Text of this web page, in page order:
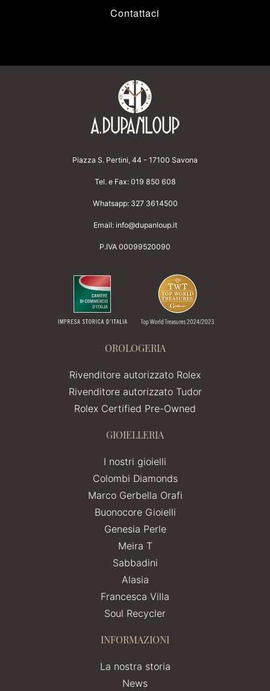
Contattaci
Piazza S. Pertini, 44 - 17100 Savona
Tel. e Fax: 019 850 608
Whatsapp: 327 3614500
Email: info@dupanloup.it
P.IVA 00099520090
OROLOGERIA
Rivenditore autorizzato Rolex
Rivenditore autorizzato Tudor
Rolex Certified Pre-Owned
GIOIELLERIA
I nostri gioielli
Colombi Diamonds
Marco Gerbella Orafi
Buonocore Gioielli
Genesia Perle
Meira T
Sabbadini
Alasia
Francesca Villa
Soul Recycler
INFORMAZIONI
La nostra storia
News